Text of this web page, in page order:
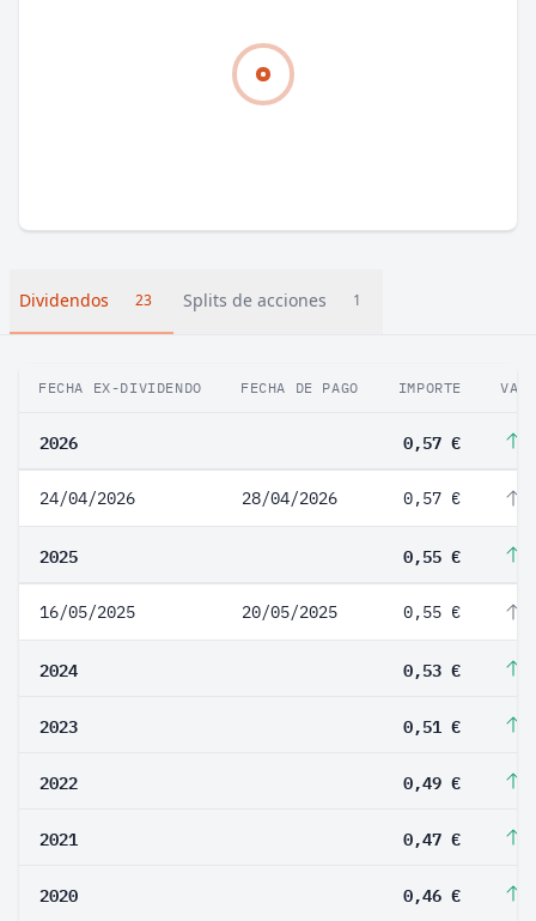
Dividendos 23 Splits de acciones 1
FECHA EX-DIVIDENDO FECHA DE PAGO IMPORTE
2026 0,57 €
24/04/2026 28/04/2026 0,57 €
2025 0,55 €
16/05/2025 20/05/2025 0,55 €
2024 0,53 €
2023 0,51 €
2022 0,49 €
2021 0,47 €
2020 0,46 €